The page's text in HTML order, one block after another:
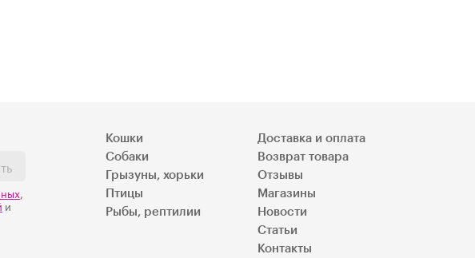
,
и
Кошки
Собаки
Грызуны, хорьки
Птицы
Рыбы, рептилии
Доставка и оплата
Возврат товара
Отзывы
Магазины
Новости
Статьи
Контакты